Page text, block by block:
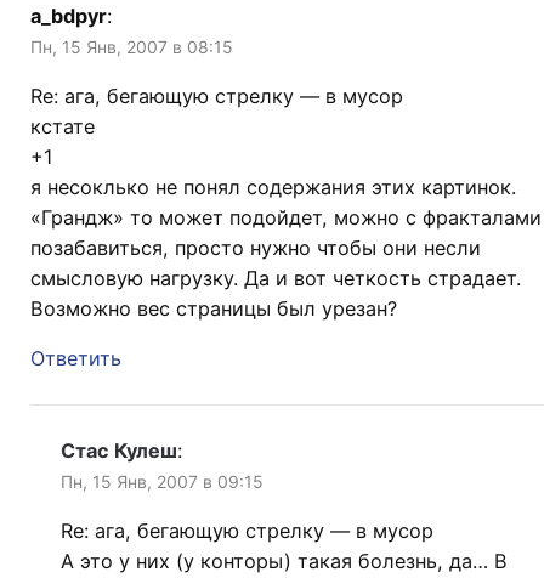
a_bdpyr:
Пн, 15 Янв, 2007 в 08:15
Re: ага, бегающую стрелку — в мусор
кстате
+1
я несоклько не понял содержания этих картинок.
«Грандж» то может подойдет, можно с фракталами
позабавиться, просто нужно чтобы они несли
смысловую нагрузку. Да и вот четкость страдает.
Возможно вес страницы был урезан?
Ответить
Стас Кулеш:
Пн, 15 Янв, 2007 в 09:15
Re: ага, бегающую стрелку — в мусор
А это у них (у конторы) такая болезнь, да… В